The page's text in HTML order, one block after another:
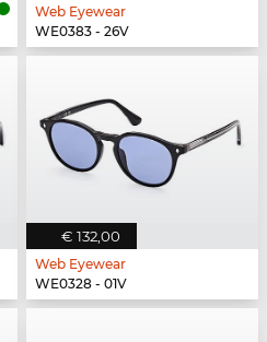
Web Eyewear
WE0383 - 26V
€ 132,00
Web Eyewear
WE0328 - 01V